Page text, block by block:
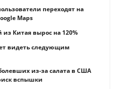
переходят на
Maps
Китая вырос на 120%
видеть следующим
из-за салата в США
вспышки